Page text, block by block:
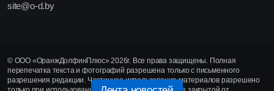
site@o-d.by
© ООО «ОранжДолфинПлюс» 2026г. Все права защищены. Полная
перепечатка текста и фотографий разрешена только с письменного
разрешения редакции. Частичное использование материалов разрешено